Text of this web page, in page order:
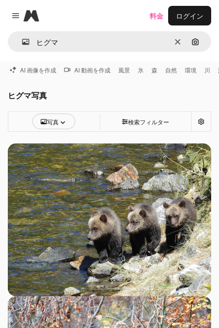
Close menu
Magnific
消去 画像で
料金 ログイン
AI 画像を作成 AI 動画を作成 風景 氷 森 自然 環境 川
ヒグマ写真
写真 検索フィルター